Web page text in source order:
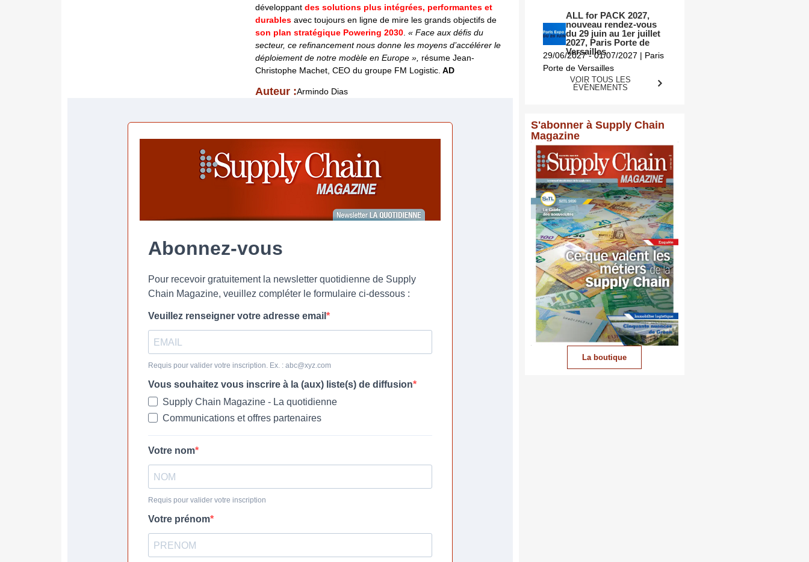
développant des solutions plus intégrées, performantes et
durables avec toujours en ligne de mire les grands objectifs de
son plan stratégique Powering 2030 « Face aux défis du
secteur, ce refinancement nous donne les moyens d’accélérer le
déploiement de notre modèle en Europe », résume Jean-
Christophe Machet, CEO du groupe FM Logistic. AD
Auteur :Armindo Dias
ALL for PACK 2027,
nouveau rendez-vous
du 29 juin au 1er juillet
2027, Paris Porte de
Versailles
29/06/2027 - 01/07/2027 | Paris
Porte de Versailles
VOIR TOUS LES
ÉVÈNEMENTS
S'abonner à Supply Chain
Magazine
La boutique